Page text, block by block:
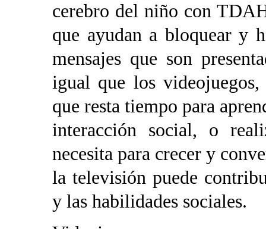
cerebro del niño con
que ayudan a bloquear y
mensajes que son
igual que los
que resta tiempo para
interacción social, o
necesita para crecer y
la televisión puede
y las habilidades sociales.